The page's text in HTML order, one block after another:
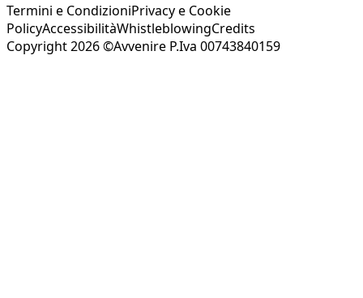
Termini e CondizioniPrivacy e Cookie
PolicyAccessibilitàWhistleblowingCredits
Copyright 2026 ©Avvenire P.Iva 00743840159